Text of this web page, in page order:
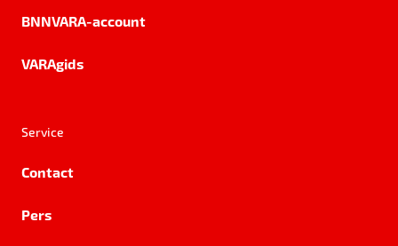
BNNVARA-account
VARAgids
Service
Contact
Pers